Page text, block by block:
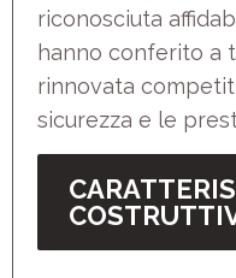
riconosciuta
hanno conferito a
rinnovata
sicurezza e le